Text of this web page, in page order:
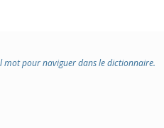
mot pour naviguer dans le dictionnaire.